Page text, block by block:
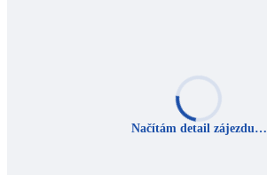
Načítám detail zájezdu…